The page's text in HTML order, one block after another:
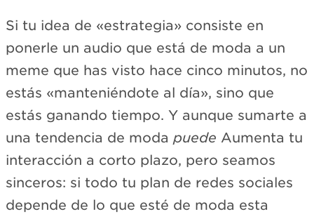
Si tu idea de «estrategia» consiste en
ponerle un audio que está de moda a un
meme que has visto hace cinco minutos, no
estás «manteniéndote al día», sino que
estás ganando tiempo. Y aunque sumarte a
una tendencia de moda puede Aumenta tu
interacción a corto plazo, pero seamos
sinceros: si todo tu plan de redes sociales
depende de lo que esté de moda esta